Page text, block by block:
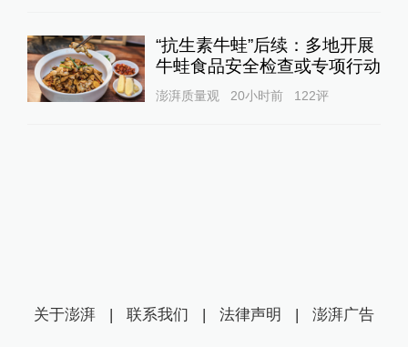
“抗生素牛蛙”后续：多地开展
牛蛙食品安全检查或专项行动
澎湃质量观 20小时前 122评
关于澎湃 | 联系我们 | 法律声明 | 澎湃广告